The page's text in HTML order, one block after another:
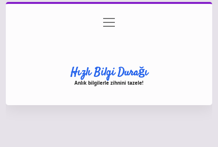
Gizlilik Politikası
menüyü
aç
Hızlı Bilgi Durağı
Anlık bilgilerle zihnini tazele!